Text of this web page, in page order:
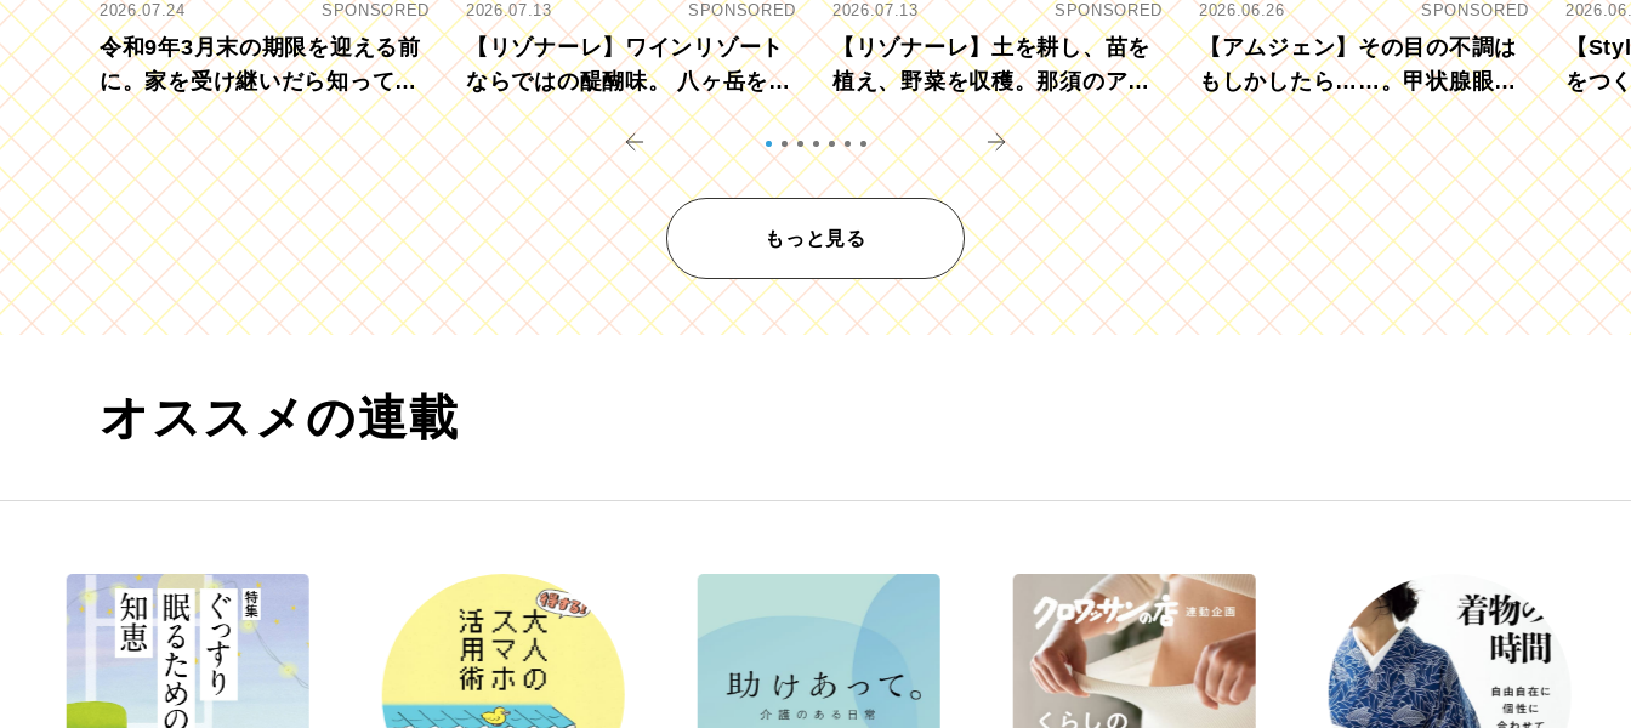
2026.07.24 SPONSORED
令和9年3月末の期限を迎える前
に。家を受け継いだら知ってお
きたい「相続登記の義務化」
2026.07.13 SPONSORED
【リゾナーレ】ワインリゾート
ならではの醍醐味。 八ヶ岳を望
むブドウ畑でアペロ
2026.07.13 SPONSORED
【リゾナーレ】土を耕し、苗を
植え、野菜を収穫。那須のアグ
リツーリズモを体験
2026.06.26 SPONSORED
【アムジェン】その目の不調は
もしかしたら……。甲状腺眼症
を知っていますか？
【
をつ
もっと見る
オススメの連載